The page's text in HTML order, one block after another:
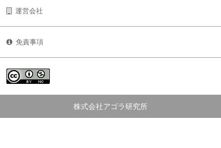
運営会社
免責事項
株式会社アゴラ研究所